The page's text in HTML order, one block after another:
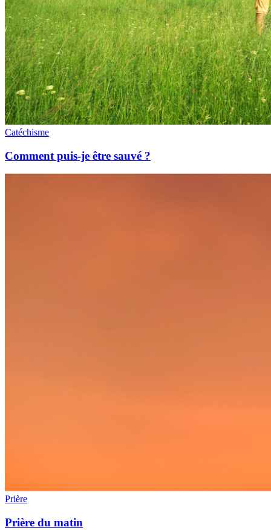
Catéchisme
Comment puis-je être sauvé ?
Prière
Prière du matin